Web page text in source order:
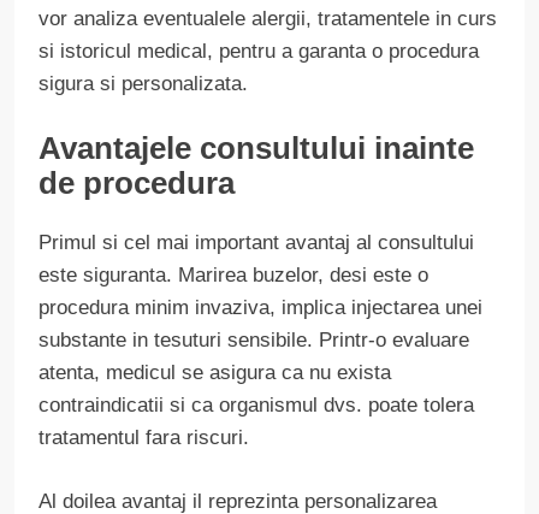
vor analiza eventualele alergii, tratamentele in curs
si istoricul medical, pentru a garanta o procedura
sigura si personalizata.
Avantajele consultului inainte
de procedura
Primul si cel mai important avantaj al consultului
este siguranta. Marirea buzelor, desi este o
procedura minim invaziva, implica injectarea unei
substante in tesuturi sensibile. Printr-o evaluare
atenta, medicul se asigura ca nu exista
contraindicatii si ca organismul dvs. poate tolera
tratamentul fara riscuri.
Al doilea avantaj il reprezinta personalizarea